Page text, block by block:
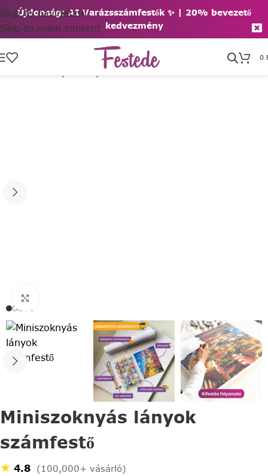
Újdonság: AI Varázsszámfestők ✨ | 20% bevezető
kedvezmény
Skip to navigation
Skip to main content
0
Miniszoknyás lányok
számfestő
★ 4.8 (100,000+ vásárló)